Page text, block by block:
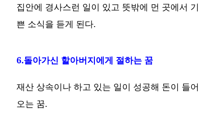
집안에 경사스런 일이 있고 뜻밖에 먼 곳에서 기
쁜 소식을 듣게 된다.
6.돌아가신 할아버지에게 절하는 꿈
재산 상속이나 하고 있는 일이 성공해 돈이 들어
오는 꿈.